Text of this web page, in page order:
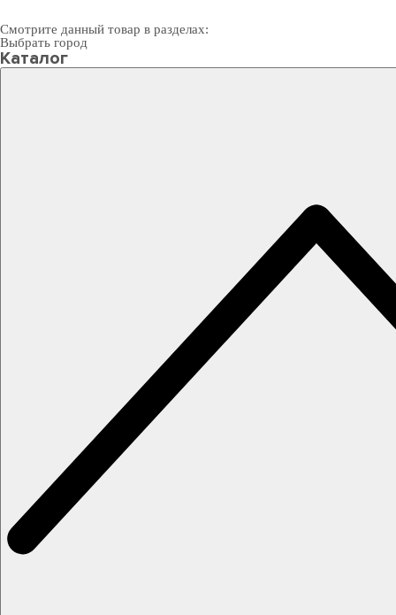
Смотрите данный товар в разделах:
Выбрать город
Каталог